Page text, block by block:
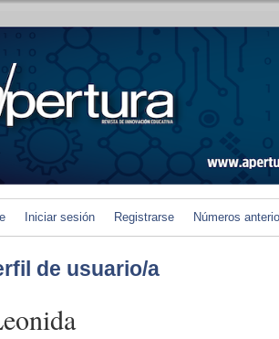
Iniciar sesión Registrarse Números
de usuario/a